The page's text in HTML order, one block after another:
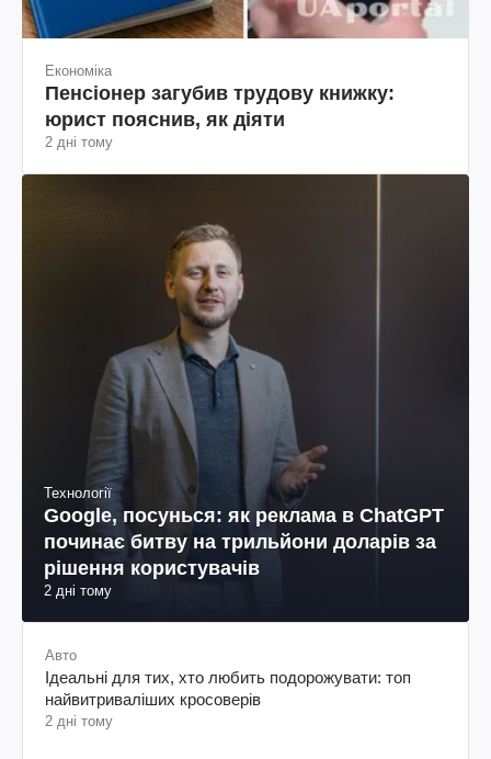
Економіка
Пенсіонер загубив трудову книжку:
юрист пояснив, як діяти
2 дні тому
Технології
Google, посунься: як реклама в ChatGPT
починає битву на трильйони доларів за
рішення користувачів
2 дні тому
Авто
Ідеальні для тих, хто любить подорожувати: топ
найвитриваліших кросоверів
2 дні тому